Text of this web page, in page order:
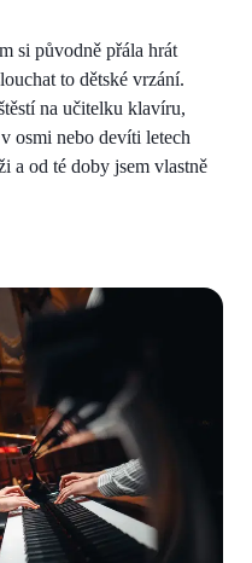
si původně přála hrát
to dětské vrzání.
na učitelku klavíru,
osmi nebo devíti letech
a od té doby jsem vlastně